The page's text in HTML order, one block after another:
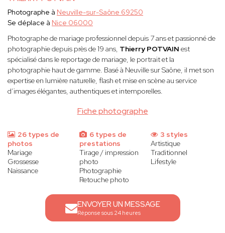
Fiche photographe
Photographe à Neuville-sur-Saône 69250
Se déplace à Nice 06000
Photographe de mariage professionnel depuis 7 ans et passionné de
photographie depuis près de 19 ans, Thierry POTVAIN est
spécialisé dans le reportage de mariage, le portrait et la
photographie haut de gamme. Basé à Neuville sur Saône, il met son
expertise en lumière naturelle, flash et mise en scène au service
d’images élégantes, authentiques et intemporelles.
26 types de
photos
Mariage
Grossesse
Naissance
6 types de
prestations
Tirage / impression
photo
Photographie
Retouche photo
3 styles
Artistique
Traditionnel
Lifestyle
ENVOYER UN MESSAGE
Réponse sous 24 heures